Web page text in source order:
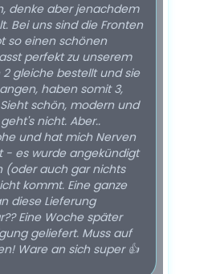
denke aber jenachdem
Bei uns sind die Fronten
so einen schönen
perfekt zu unserem
gleiche bestellt und sie
haben somit 3,
schön, modern und
nicht. Aber..
und hat mich Nerven
- es wurde angekündigt
(oder auch gar nichts
kommt. Eine ganze
diese Lieferung
Eine Woche später
geliefert. Muss auf
👍